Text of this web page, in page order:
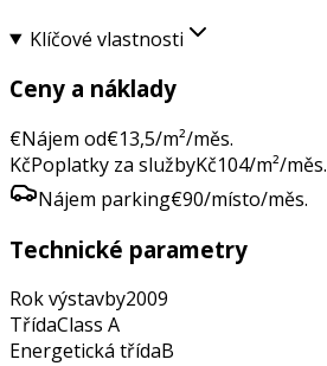
Klíčové vlastnosti
Ceny a náklady
€Nájem od€13,5/m²/měs.
KčPoplatky za službyKč104/m²/měs.
Nájem parking€90/místo/měs.
Technické parametry
Rok výstavby2009
TřídaClass A
Energetická třídaB